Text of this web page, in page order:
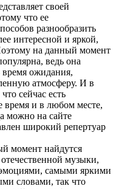
своей
что ее
разнообразить
интересной и яркой,
на данный момент
ведь она
время ожидания,
атмосферу. И в
сейчас есть
время и в любом месте,
можно на сайте
широкий репертуар
момент найдутся
музыки,
самыми яркими
словами, так что